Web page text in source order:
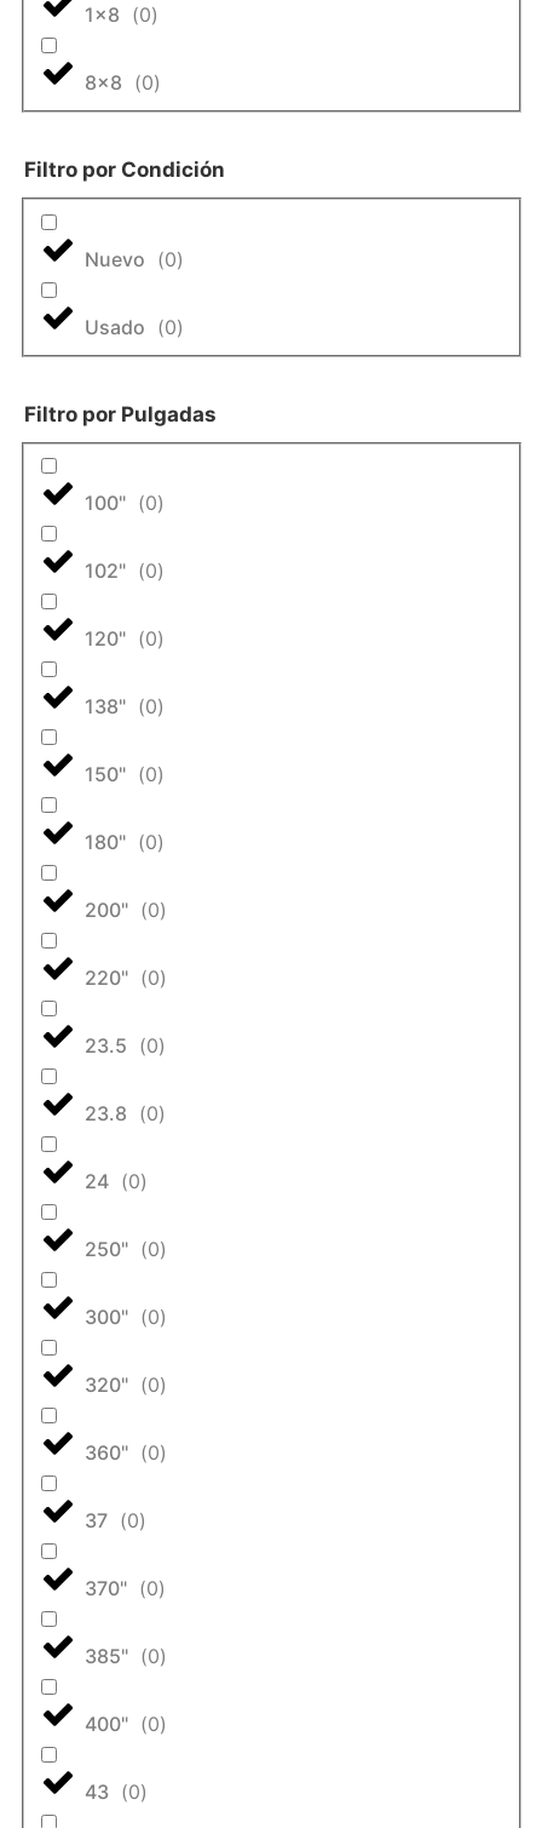
1x8 (0)
8x8 (0)
Filtro por Condición
Nuevo (0)
Usado (0)
Filtro por Pulgadas
100" (0)
102" (0)
120" (0)
138" (0)
150" (0)
180" (0)
200" (0)
220" (0)
23.5 (0)
23.8 (0)
24 (0)
250" (0)
300" (0)
320" (0)
360" (0)
37 (0)
370" (0)
385" (0)
400" (0)
43 (0)